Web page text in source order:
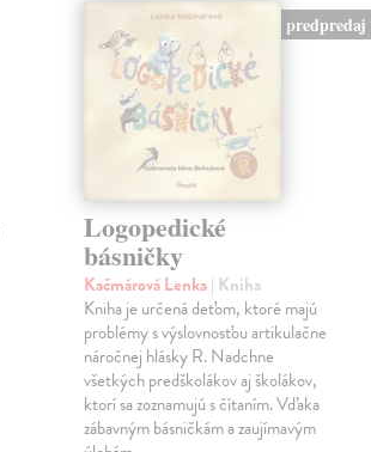
predpredaj
Logopedické
básničky
Kačmárová Lenka| Kniha
Kniha je určená deťom, ktoré majú
problémy s výslovnosťou artikulačne
náročnej hlásky R. Nadchne
všetkých predškolákov aj školákov,
ktorí sa zoznamujú s čítaním. Vďaka
zábavným básničkám a zaujímavým